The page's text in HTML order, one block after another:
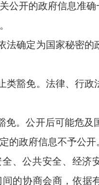
公开的政府信息准确
法确定为国家秘密的
类豁免。法律、行政
免。公开后可能危及
的政府信息不予公开
、公共安全、经济
的协商会商，依据